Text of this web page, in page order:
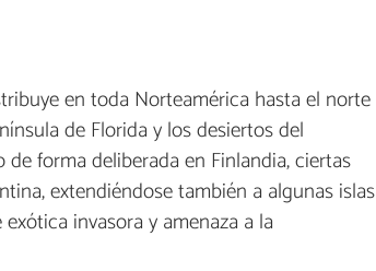
en toda Norteamérica hasta el norte
de Florida y los desiertos del
forma deliberada en Finlandia, ciertas
extendiéndose también a algunas islas
invasora y amenaza a la